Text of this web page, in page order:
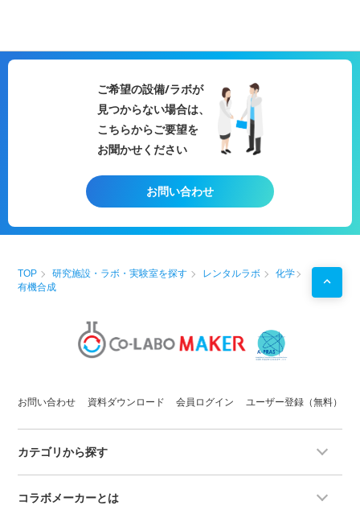
ご希望の設備/ラボが
見つからない場合は、
こちらからご要望を
お聞かせください
お問い合わせ
TOP 研究施設・ラボ・実験室を探す レンタルラボ
化学
有機合成
お問い合わせ 資料ダウンロード 会員ログイン ユーザー登録（無料）
カテゴリから探す
コラボメーカーとは